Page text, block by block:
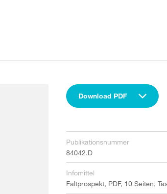
Download PDF
Publikationsnummer
84042.D
Infomittel
Faltprospekt, PDF, 10 Seiten,